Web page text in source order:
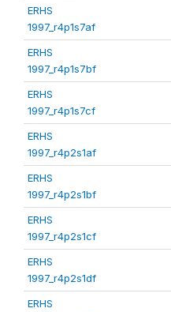
ERHS
1997_r4p1s7af
ERHS
1997_r4p1s7bf
ERHS
1997_r4p1s7cf
ERHS
1997_r4p2s1af
ERHS
1997_r4p2s1bf
ERHS
1997_r4p2s1cf
ERHS
1997_r4p2s1df
ERHS